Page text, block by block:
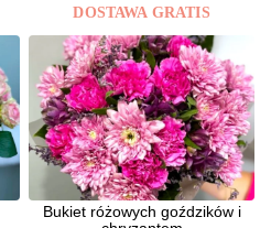
DOSTAWA GRATIS
Bukiet różowych goździków i